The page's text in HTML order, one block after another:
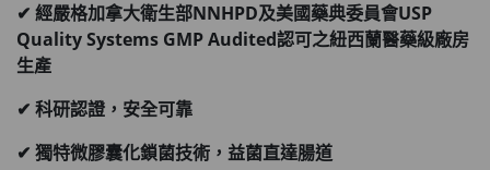
✔ 經嚴格加拿大衛生部NNHPD及美國藥典委員會USP
Quality Systems GMP Audited認可之紐西蘭醫藥級廠房
生產
✔ 科研認證，安全可靠
✔ 獨特微膠囊化鎖菌技術，益菌直達腸道